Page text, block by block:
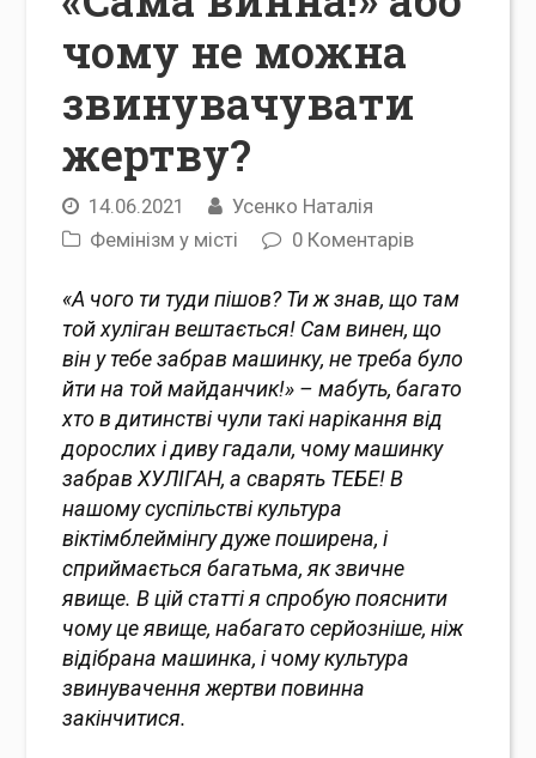
чому не можна
звинувачувати
жертву?
14.06.2021
Усенко Наталія
Фемінізм у місті
0 Коментарів
«А чого ти туди пішов? Ти ж знав, що там
той хуліган вештається! Сам винен, що
він у тебе забрав машинку, не треба було
йти на той майданчик!» – мабуть, багато
хто в дитинстві чули такі нарікання від
дорослих і диву гадали, чому машинку
забрав ХУЛІГАН, а сварять ТЕБЕ! В
нашому суспільстві культура
віктімблеймінгу дуже поширена, і
сприймається багатьма, як звичне
явище. В цій статті я спробую пояснити
чому це явище, набагато серйозніше, ніж
відібрана машинка, і чому культура
звинувачення жертви повинна
закінчитися.